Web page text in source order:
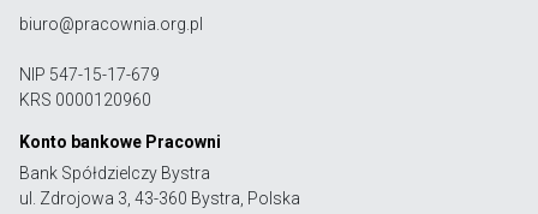
biuro@pracownia.org.pl
NIP 547-15-17-679
KRS 0000120960
Konto bankowe Pracowni
Bank Spółdzielczy Bystra
ul. Zdrojowa 3, 43-360 Bystra, Polska